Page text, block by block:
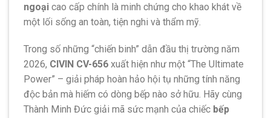
ngoại cao cấp chính là minh chứng cho khao khát về
một lối sống an toàn, tiện nghi và thẩm mỹ.
Trong số những “chiến binh” dẫn đầu thị trường năm
2026, CIVIN CV-656 xuất hiện như một “The Ultimate
Power” – giải pháp hoàn hảo hội tụ những tính năng
độc bản mà hiếm có dòng bếp nào sở hữu. Hãy cùng
Thành Minh Đức giải mã sức mạnh của chiếc bếp